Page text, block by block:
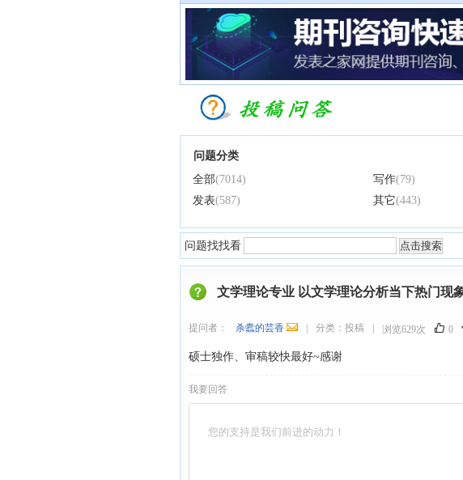
问题分类
全部(7014) 写作(79)
发表(587) 其它(443)
问题找找看
文学理论专业 以文学理论分析当下热门现
提问者： 杀蠹的芸香 分类： 投稿 浏览629次 0
硕士独作、审稿较快最好~感谢
我要回答